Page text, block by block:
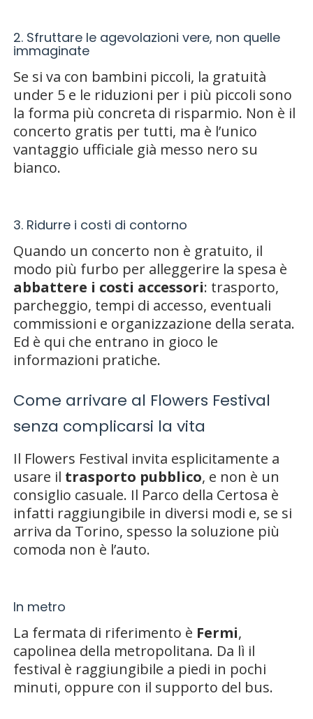
2. Sfruttare le agevolazioni vere, non quelle
immaginate
Se si va con bambini piccoli, la gratuità
under 5 e le riduzioni per i più piccoli sono
la forma più concreta di risparmio. Non è il
concerto gratis per tutti, ma è l’unico
vantaggio ufficiale già messo nero su
bianco.
3. Ridurre i costi di contorno
Quando un concerto non è gratuito, il
modo più furbo per alleggerire la spesa è
abbattere i costi accessori: trasporto,
parcheggio, tempi di accesso, eventuali
commissioni e organizzazione della serata.
Ed è qui che entrano in gioco le
informazioni pratiche.
Come arrivare al Flowers Festival
senza complicarsi la vita
Il Flowers Festival invita esplicitamente a
usare il trasporto pubblico, e non è un
consiglio casuale. Il Parco della Certosa è
infatti raggiungibile in diversi modi e, se si
arriva da Torino, spesso la soluzione più
comoda non è l’auto.
In metro
La fermata di riferimento è Fermi,
capolinea della metropolitana. Da lì il
festival è raggiungibile a piedi in pochi
minuti, oppure con il supporto del bus.